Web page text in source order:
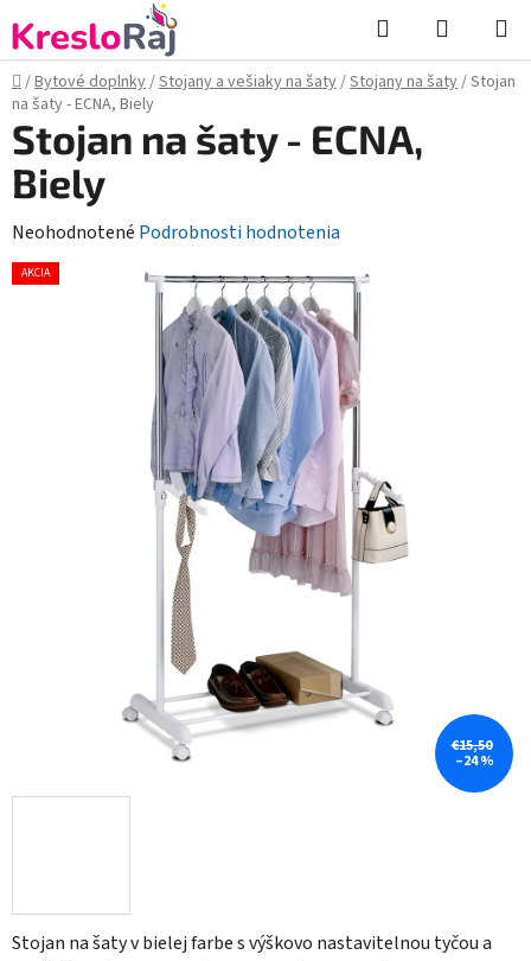
na
obsah
Hľadať
KOŠÍK
Domov
/Bytové doplnky/Stojany a vešiaky na šaty/Stojany na šaty/Stojan
na šaty - ECNA, Biely
Stojan na šaty v bielej farbe s výškovo nastavitelnou tyčou a
Stojan na šaty - ECNA,
Biely
Priemerné
hodnotenie
Neohodnotené Podrobnosti hodnotenia
AKCIA
€15,50
–24 %